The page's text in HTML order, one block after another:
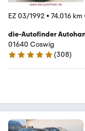
EZ 03/1992 • 74.016 km
die-Autofinder
01640 Coswig
4.9 Sterne
(308)